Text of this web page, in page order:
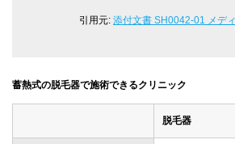
引用元: 添付文書 SH0042-01 メデ
蓄熱式の脱毛器で施術できるクリニック
脱毛器